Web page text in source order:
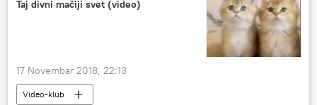
Taj divni mačiji svet (video)
17 Novembar 2018, 22:13
Video-klub